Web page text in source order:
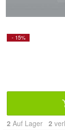
- 15%
2 Auf Lager 2